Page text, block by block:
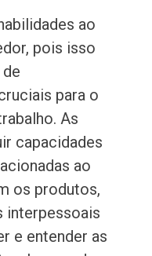
ao
pois isso
para o
As
capacidades
ao
os produtos,
interpessoais
e entender as